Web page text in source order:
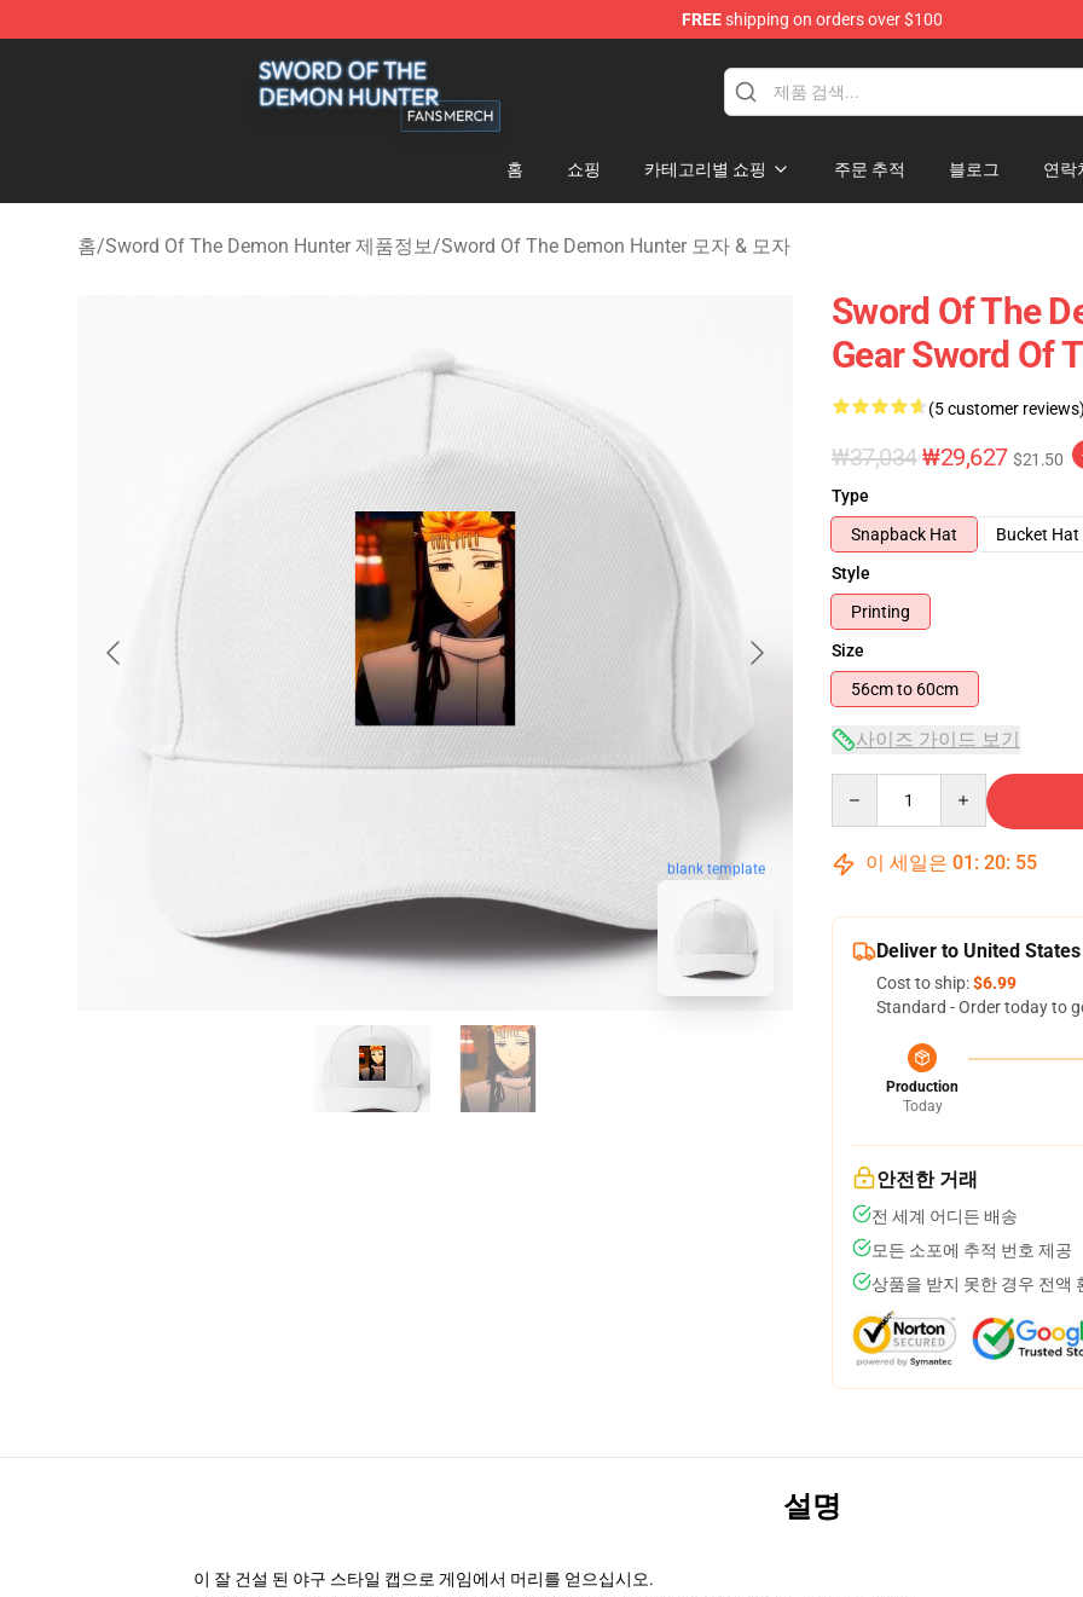
FREEshipping on orders over $100
Sword Of The Demon Hunter Shop - Official Sword Of The Demon Hunter Merchandise Store
홈 쇼핑 카테고리별 쇼핑 주문 추적 블로그 연락
홈/Sword Of The Demon Hunter 제품정보/Sword Of The Demon Hunter 모자 & 모자
blank template
Sword Of The
Gear Sword Of
(5 customer reviews)
₩37,034₩29,627 $21.50
Type
Snapback Hat
Bucket Hat
Style
Printing
Size
56cm to 60cm
사이즈 가이드 보기
이 세일은 01 : 20: 54
Deliver to United States
Cost to ship:$6.99
Standard - Order today to
Production
Today
안전한 거래
전 세계 어디든 배송
모든 소포에 추적 번호 제공
상품을 받지 못한 경우 전액
설명
이 잘 건설 된 야구 스타일 캡으로 게임에서 머리를 얻으십시오.